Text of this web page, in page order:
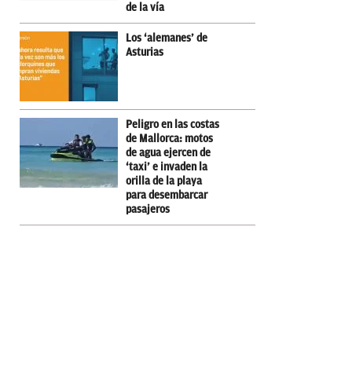
de la vía
Los ‘alemanes’ de
Asturias
Peligro en las costas
de Mallorca: motos
de agua ejercen de
‘taxi’ e invaden la
orilla de la playa
para desembarcar
pasajeros